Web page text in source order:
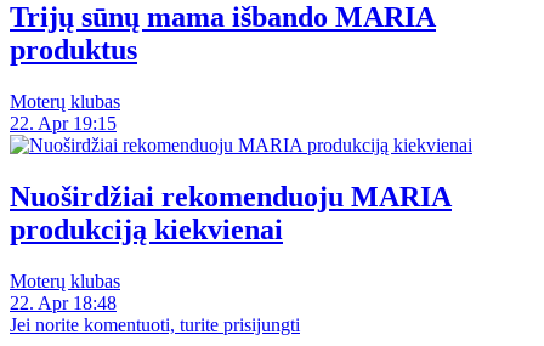
Trijų sūnų mama išbando MARIA
produktus
Moterų klubas
22. Apr 19:15
Nuoširdžiai rekomenduoju MARIA
produkciją kiekvienai
Moterų klubas
22. Apr 18:48
Jei norite komentuoti, turite prisijungti